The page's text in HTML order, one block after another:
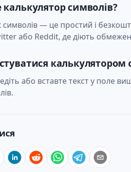
символів?
— це простий і
або Reddit, де діють
калькулятором
або вставте текст у поле